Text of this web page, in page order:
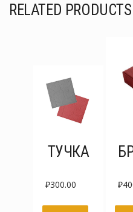
RELATED PRODUCTS
ТУЧКА
₽300.00 ₽